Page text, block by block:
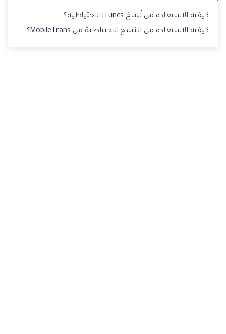
كيفية الاستعادة من نُسخ iTunes الاحتياطية؟
كيفية الاستعادة من النسخ الاحتياطية من MobileTrans؟